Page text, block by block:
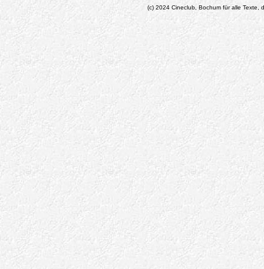
(c) 2024 Cineclub, Bochum für alle Texte,